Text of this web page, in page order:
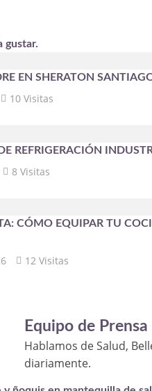
gustar.
EN SHERATON
10 Visitas
REFRIGERACIÓN
8 Visitas
CÓMO EQUIPAR TU
12 Visitas
Equipo de Prensa
Hablamos de Salud,
diariamente.